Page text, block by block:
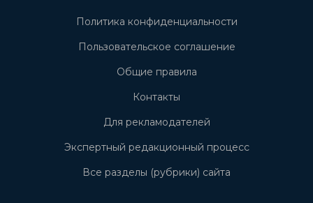
Политика конфиденциальности
Пользовательское соглашение
Общие правила
Контакты
Для рекламодателей
Экспертный редакционный процесс
Все разделы (рубрики) сайта